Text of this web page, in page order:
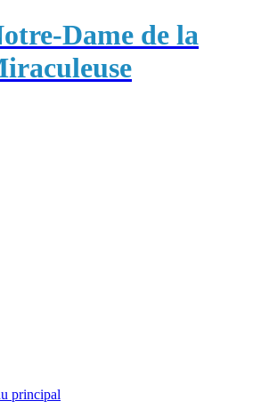
Dame de la
principal